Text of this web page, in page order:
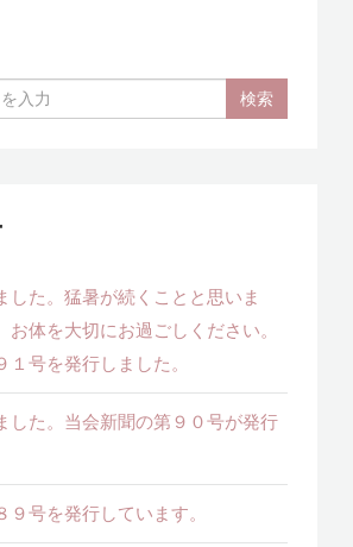
した。猛暑が続くことと思いま
お体を大切にお過ごしください。
１号を発行しました。
した。当会新聞の第９０号が発行
９号を発行しています。